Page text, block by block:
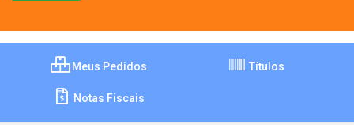
Meus Pedidos Títulos
Notas Fiscais